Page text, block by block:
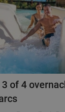
3 of 4